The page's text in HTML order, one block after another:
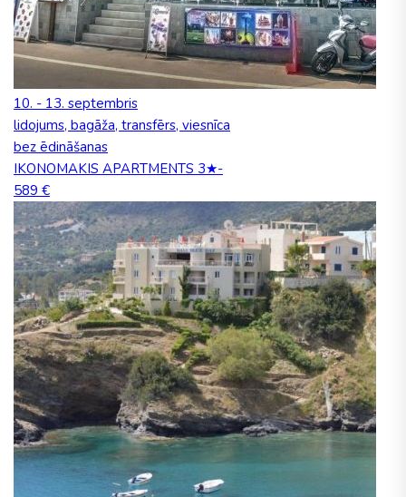
10. - 13. septembris
lidojums, bagāža, transfērs, viesnīca
bez ēdināšanas
IKONOMAKIS APARTMENTS 3★-
589 €